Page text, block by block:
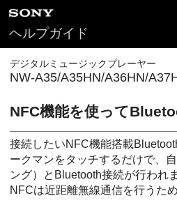
ヘルプガイド
デジタルミュージックプレーヤー
NW-A35/A35HN/A36HN/
NFC機能を使って
接続したいNFC機能搭載
ークマンをタッチするだけで、
ング）とBluetooth接続が行われま
NFCは近距離無線通信を行うた